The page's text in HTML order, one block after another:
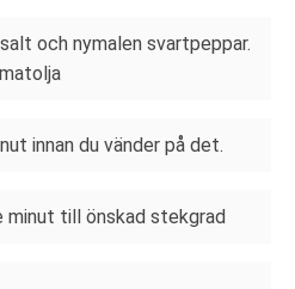
och nymalen svartpeppar.
innan du vänder på det.
minut till önskad stekgrad